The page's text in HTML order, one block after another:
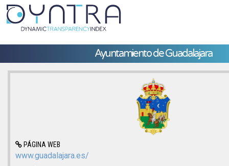
Ayuntamiento de Guadalajara
PÁGINA WEB
www.guadalajara.es/